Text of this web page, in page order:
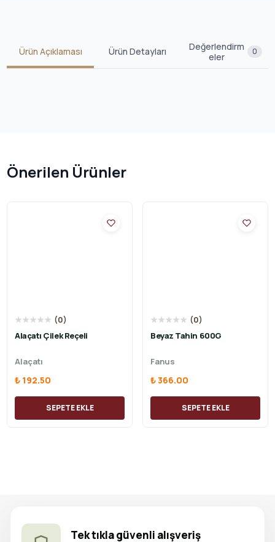
Ürün Açıklaması Ürün Detayları
Değerlendirm
eler
0
Önerilen Ürünler
★★★★★ (0)
Alaçatı Çilek Reçeli
Alaçatı
₺ 192.50
SEPETE EKLE
★★★★★ (0)
Beyaz Tahin 600G
Fanus
₺ 366.00
SEPETE EKLE
Tek tıkla güvenli alışveriş